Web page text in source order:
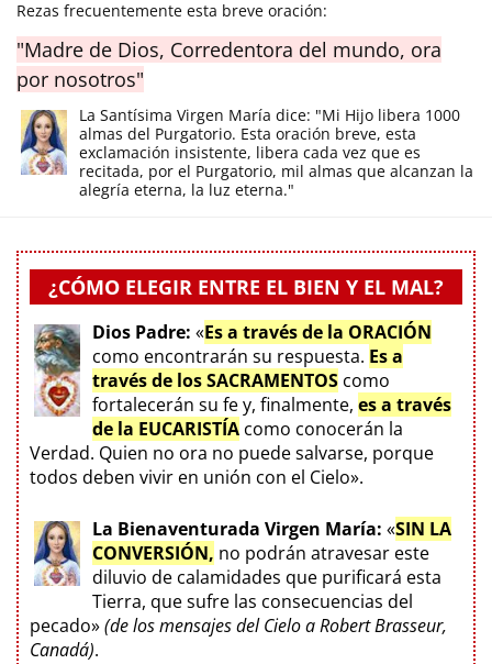
Rezas frecuentemente esta breve oración:
"Madre de Dios, Corredentora del mundo, ora
por nosotros"
La Santísima Virgen María dice: "Mi Hijo libera 1000
almas del Purgatorio. Esta oración breve, esta
exclamación insistente, libera cada vez que es
recitada, por el Purgatorio, mil almas que alcanzan la
alegría eterna, la luz eterna."
¿CÓMO ELEGIR ENTRE EL BIEN Y EL MAL?
Dios Padre: «Es a través de la ORACIÓN
como encontrarán su respuesta. Es a
través de los SACRAMENTOS como
fortalecerán su fe y, finalmente, es a través
de la EUCARISTÍA como conocerán la
Verdad. Quien no ora no puede salvarse, porque
todos deben vivir en unión con el Cielo».
La Bienaventurada Virgen María: «SIN LA
CONVERSIÓN, no podrán atravesar este
diluvio de calamidades que purificará esta
Tierra, que sufre las consecuencias del
pecado»(de los mensajes del Cielo a Robert Brasseur,
Canadá).